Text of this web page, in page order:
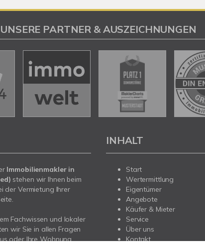
UNSERE PARTNER & AUSZEICHNUNGEN
Immobilienmakler in
stehen wir Ihnen beim
der Vermietung Ihrer
Fachwissen und lokaler
wir Sie in allen Fragen
oder Ihre Wohnung
INHALT
Start
Wertermittlung
Eigentümer
Angebote
Käufer & Mieter
Service
Über uns
Kontakt